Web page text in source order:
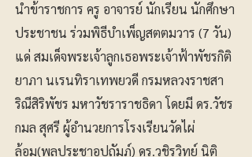
นำข้าราชการ ครู อาจารย์ นักเรียน นักศึกษา
ประชาชน ร่วมพิธีบำเพ็ญสตตมวาร (7 วัน)
แด่ สมเด็จพระเจ้าลูกเธอพระเจ้าฟ้าพัชรกิติ
ยาภา นเรนทิราเทพยวดี กรมหลวงราชสา
ริณีสิริพัชร มหาวัชราราชธิดา โดยมี ดร.วัชร
กมล สุศรี ผู้อำนวยการโรงเรียนวัดไผ่
ล้อม(พูลประชาอุปถัมภ์) ดร.วชิรวิทย์ นิติ